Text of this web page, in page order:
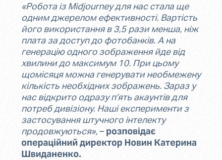
«Робота із Midjourney для нас стала ще
одним джерелом ефективності. Вартість
його використання в 3,5 рази менша, ніж
плата за доступ до фотобанків. А на
генерацію одного зображення йде від
хвилини до максимум 10. При цьому
щомісяця можна генерувати необмежену
кількість необхідних зображень. Зараз у
нас відкрито одразу п’ять акаунтів для
потреб дивізіону. Наші експерименти з
застосування штучного інтелекту
продовжуються»,– розповідає
операційний директор Новин Катерина
Швиданенко.